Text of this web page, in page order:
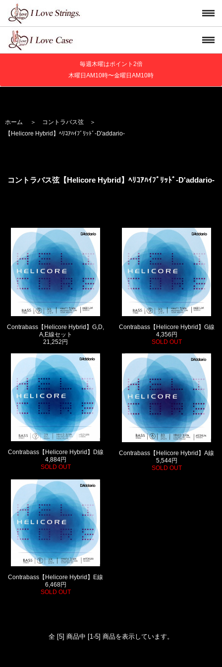
毎週木曜はポイント2倍
木曜日AM10時〜金曜日AM10時
ホーム ＞ コントラバス弦 ＞
【Helicore Hybrid】 ﾍﾘｺｱﾊｲﾌﾞﾘｯﾄﾞ-D'addario-
コントラバス弦【Helicore Hybrid】 ﾍﾘｺｱﾊｲﾌﾞﾘｯﾄﾞ-D'addario-
Contrabass【Helicore Hybrid】G,D,
A,E線セット
21,252円
Contrabass【Helicore Hybrid】G線
4,356円
SOLD OUT
Contrabass【Helicore Hybrid】D線
4,884円
SOLD OUT
Contrabass【Helicore Hybrid】A線
5,544円
SOLD OUT
Contrabass【Helicore Hybrid】E線
6,468円
SOLD OUT
全 [5] 商品中 [1-5] 商品を表示しています。